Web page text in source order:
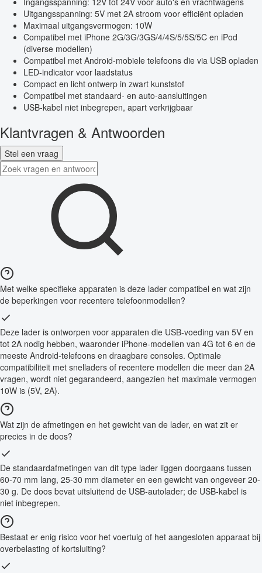
Uitgangsspanning: 5V met 2A stroom voor efficiënt opladen
Maximaal uitgangsvermogen: 10W
Compatibel met iPhone 2G/3G/3GS/4/4S/5/5S/5C en iPod
(diverse modellen)
Compatibel met Android-mobiele telefoons die via USB opladen
LED-indicator voor laadstatus
Compact en licht ontwerp in zwart kunststof
Compatibel met standaard- en auto-aansluitingen
USB-kabel niet inbegrepen, apart verkrijgbaar
Klantvragen & Antwoorden
Stel een vraag
Met welke specifieke apparaten is deze lader compatibel en wat zijn
de beperkingen voor recentere telefoonmodellen?
Deze lader is ontworpen voor apparaten die USB-voeding van 5V en
tot 2A nodig hebben, waaronder iPhone-modellen van 4G tot 6 en de
meeste Android-telefoons en draagbare consoles. Optimale
compatibiliteit met snelladers of recentere modellen die meer dan 2A
vragen, wordt niet gegarandeerd, aangezien het maximale vermogen
10W is (5V, 2A).
Wat zijn de afmetingen en het gewicht van de lader, en wat zit er
precies in de doos?
De standaardafmetingen van dit type lader liggen doorgaans tussen
60-70 mm lang, 25-30 mm diameter en een gewicht van ongeveer 20-
30 g. De doos bevat uitsluitend de USB-autolader; de USB-kabel is
niet inbegrepen.
Bestaat er enig risico voor het voertuig of het aangesloten apparaat bij
overbelasting of kortsluiting?